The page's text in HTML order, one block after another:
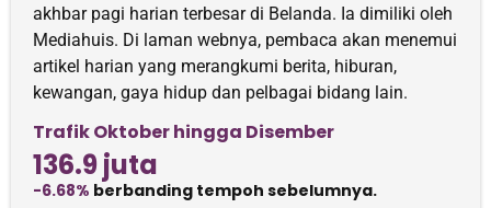
akhbar pagi harian terbesar di Belanda. Ia dimiliki oleh
Mediahuis. Di laman webnya, pembaca akan menemui
artikel harian yang merangkumi berita, hiburan,
kewangan, gaya hidup dan pelbagai bidang lain.
Trafik Oktober hingga Disember
136.9 juta
-6.68% berbanding tempoh sebelumnya.